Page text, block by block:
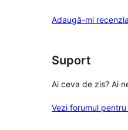
Adaugă-mi recenzia
Suport
Ai ceva de zis? Ai
Vezi forumul